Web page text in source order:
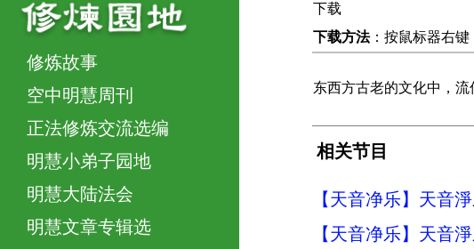
修炼故事
空中明慧周刊
正法修炼交流选编
明慧小弟子园地
明慧大陆法会
明慧文章专辑选
下载
下载方法：按鼠标器右键
东西方古老的文化中，
相关节目
【天音净乐】天音
【天音净乐】天音